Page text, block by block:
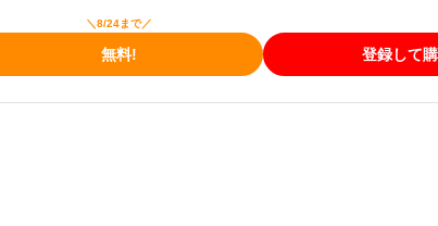
＼8/24まで／
無料! 登録して